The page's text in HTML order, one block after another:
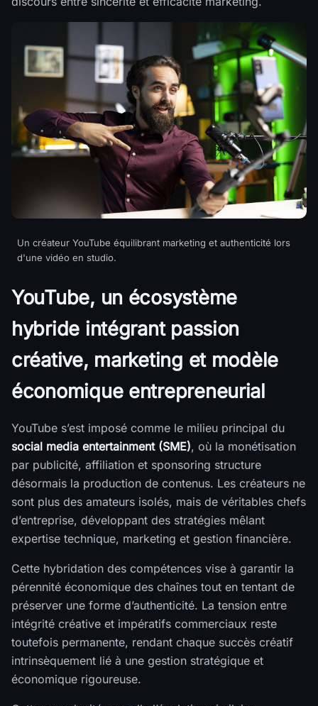
Un créateur YouTube équilibrant marketing et authenticité lors
d'une vidéo en studio.
YouTube, un écosystème
hybride intégrant passion
créative, marketing et modèle
économique entrepreneurial
YouTube s’est imposé comme le milieu principal du
social media entertainment (SME), où la monétisation
par publicité, affiliation et sponsoring structure
désormais la production de contenus. Les créateurs ne
sont plus des amateurs isolés, mais de véritables chefs
d’entreprise, développant des stratégies mêlant
expertise technique, marketing et gestion financière.
Cette hybridation des compétences vise à garantir la
pérennité économique des chaînes tout en tentant de
préserver une forme d’authenticité. La tension entre
intégrité créative et impératifs commerciaux reste
toutefois permanente, rendant chaque succès créatif
intrinsèquement lié à une gestion stratégique et
économique rigoureuse.